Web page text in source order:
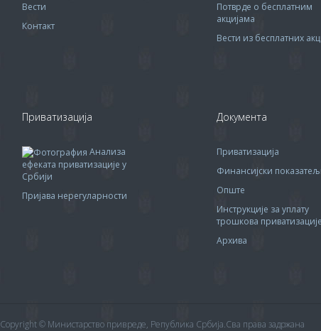
Вести
Контакт
Приватизација
Анализа
ефеката приватизације у
Србији
Пријава нерегуларности
Потврде о бесплатним
акцијама
Вести из бесплатних
Документа
Приватизација
Финансијски
Опште
Инструкције за уплату
трошкова приватизације
Архива
Copyright © Министарство привреде, Република Србија.Сва права задржана